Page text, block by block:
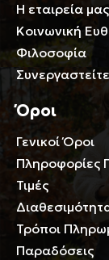
Η εταιρεία μας
Κοινωνική
Φιλοσοφία
Όροι
Γενικοί Όροι
Πληροφορίες
Τιμές
Τρόποι
Παραδόσεις